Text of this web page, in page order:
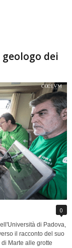
geologo dei
0
di Padova,
il racconto del suo
Marte alle grotte